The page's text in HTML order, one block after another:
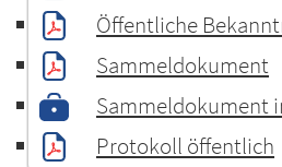
Öffentliche
Sammeldokument
Sammeldokument
Protokoll öffentlich